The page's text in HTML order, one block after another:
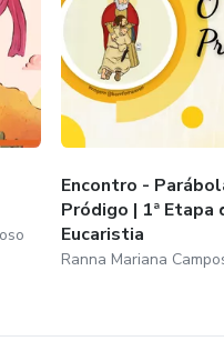
Encontro -
Pródigo | 1ª Etapa
Eucaristia
Ranna Mariana